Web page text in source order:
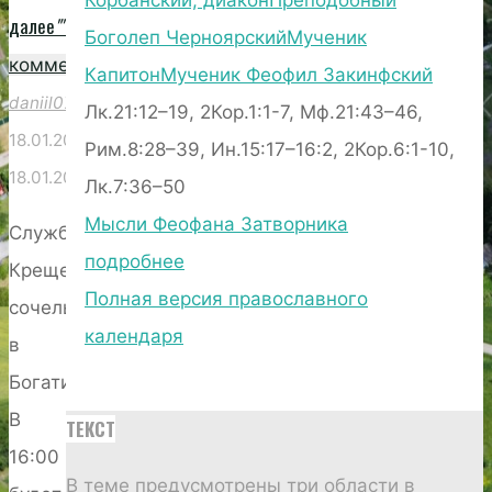
далее""
комментариев
daniil0703
18.01.2025
18.01.2025
Службы
Крещенского
сочельника
в
Богатищево.
В
16:00
Боголеп ЧерноярскийМученик
КапитонМученик Феофил Закинфский
Лк.21:12–19, 2Кор.1:1-7, Мф.21:43–46,
Рим.8:28–39, Ин.15:17–16:2, 2Кор.6:1-10,
Лк.7:36–50
Мысли Феофана Затворника
подробнее
Полная версия православного
календаря
ТЕКСТ
В теме предусмотрены три области в